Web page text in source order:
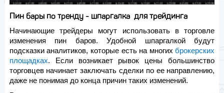
Пин бары по тренду - шпаргалка для трейдинга
Начинающие трейдеры могут использовать в торговле
изменения пин баров. Удобной шпаргалкой будут
подсказки аналитиков, которые есть на многихброкерских
площадках. Если возникает рывок цены большинство
торговцев начинает заключать сделки по ее направлению,
даже не понимая до конца причин таких изменений.